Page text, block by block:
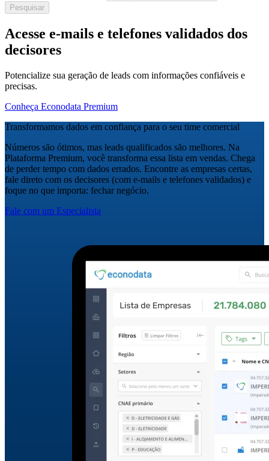
Pesquisar
Acesse e-mails e telefones validados dos
decisores
Potencialize sua geração de leads com informações confiáveis e
precisas.
Conheça Econodata Premium
Transformamos dados em confiança para o seu time comercial
Números são ótimos, mas leads qualificados são melhores. Na
Plataforma Premium, você transforma essa lista em vendas. Chega
de perder tempo com dados errados. Encontre as empresas certas,
fale direto com os decisores (com e-mails e telefones validados) e
foque no que importa: fechar negócio.
Fale com um Especialista